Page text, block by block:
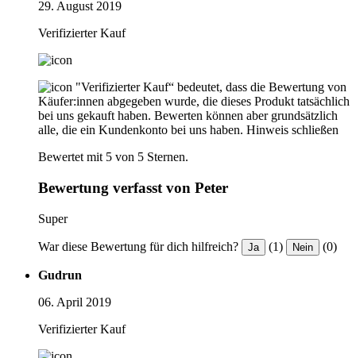
29. August 2019
Verifizierter Kauf
"Verifizierter Kauf“ bedeutet, dass die Bewertung von
Käufer:innen abgegeben wurde, die dieses Produkt tatsächlich
bei uns gekauft haben. Bewerten können aber grundsätzlich
alle, die ein Kundenkonto bei uns haben. Hinweis schließen
Bewertet mit 5 von 5 Sternen.
Bewertung verfasst von Peter
Super
War diese Bewertung für dich hilfreich? Ja (1) Nein (0)
Gudrun
06. April 2019
Verifizierter Kauf